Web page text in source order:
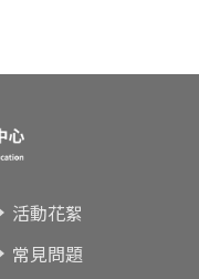
活動花絮
常見問題